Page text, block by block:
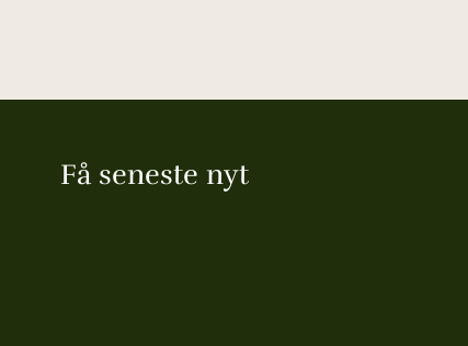
Få seneste nyt